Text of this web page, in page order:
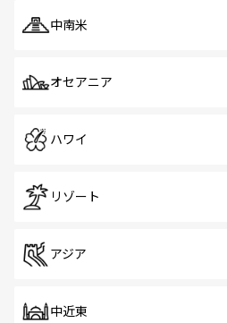
中南米
オセアニア
ハワイ
リゾート
アジア
中近東